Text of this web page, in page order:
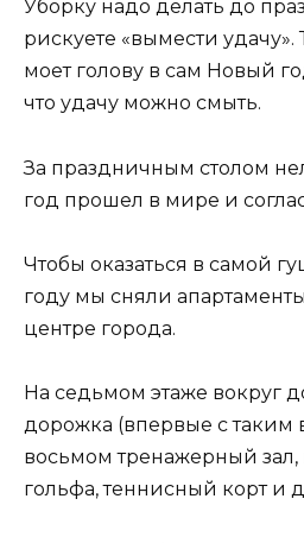
Уборку надо делать до
рискуете «вымести удачу».
моет голову в сам Новый
что удачу можно смыть.
За праздничным столом
год прошел в мире и
Чтобы оказаться в самой
году мы сняли апартаменты
центре города.
На седьмом этаже вокруг
дорожка (впервые с таким
восьмом тренажерный
гольфа, теннисный корт и